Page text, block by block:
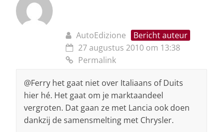
AutoEdizione
Bericht auteur
27 augustus 2010 om 13:38
Permalink
@Ferry het gaat niet over Italiaans of Duits
hier hé. Het gaat om je marktaandeel
vergroten. Dat gaan ze met Lancia ook doen
dankzij de samensmelting met Chrysler.